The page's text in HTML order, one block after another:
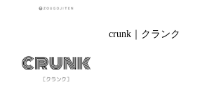
crunk｜クランク